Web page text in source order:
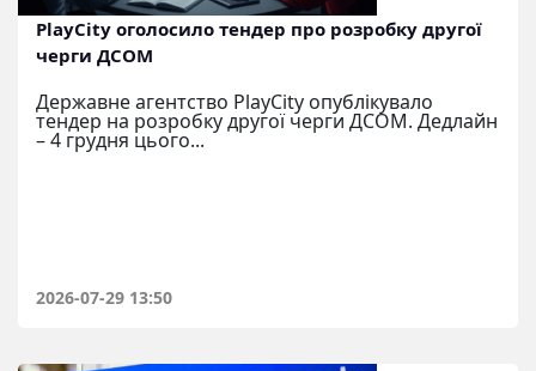
PlayCity оголосило тендер про розробку другої
черги ДСОМ
Державне агентство PlayCity опублікувало
тендер на розробку другої черги ДСОМ. Дедлайн
– 4 грудня цього...
2026-07-29 13:50